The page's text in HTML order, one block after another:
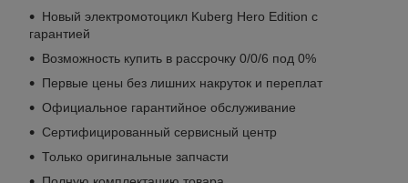
Новый электромотоцикл Kuberg Hero Edition с
гарантией
Возможность купить в рассрочку 0/0/6 под 0%
Первые цены без лишних накруток и переплат
Официальное гарантийное обслуживание
Сертифицированный сервисный центр
Только оригинальные запчасти